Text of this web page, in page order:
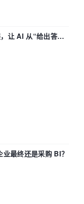
让 AI 从“给出答案”
最终还是采购 BI？